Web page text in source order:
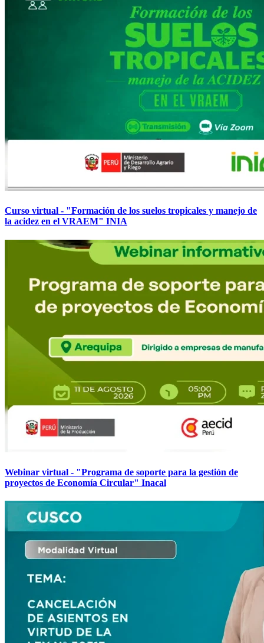
Curso virtual - "Formación de los suelos tropicales y manejo de
la acidez en el VRAEM" INIA
Webinar virtual - "Programa de soporte para la gestión de
proyectos de Economía Circular" Inacal